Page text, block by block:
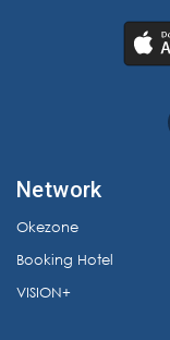
Network
Okezone
Booking Hotel
VISION+